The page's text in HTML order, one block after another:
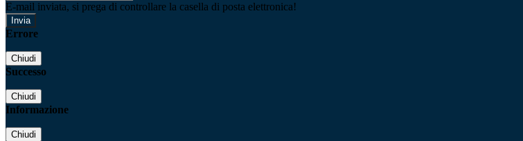
E-mail inviata, si prega di controllare la casella di posta elettronica!
Errore
Chiudi
Successo
Chiudi
Informazione
Chiudi